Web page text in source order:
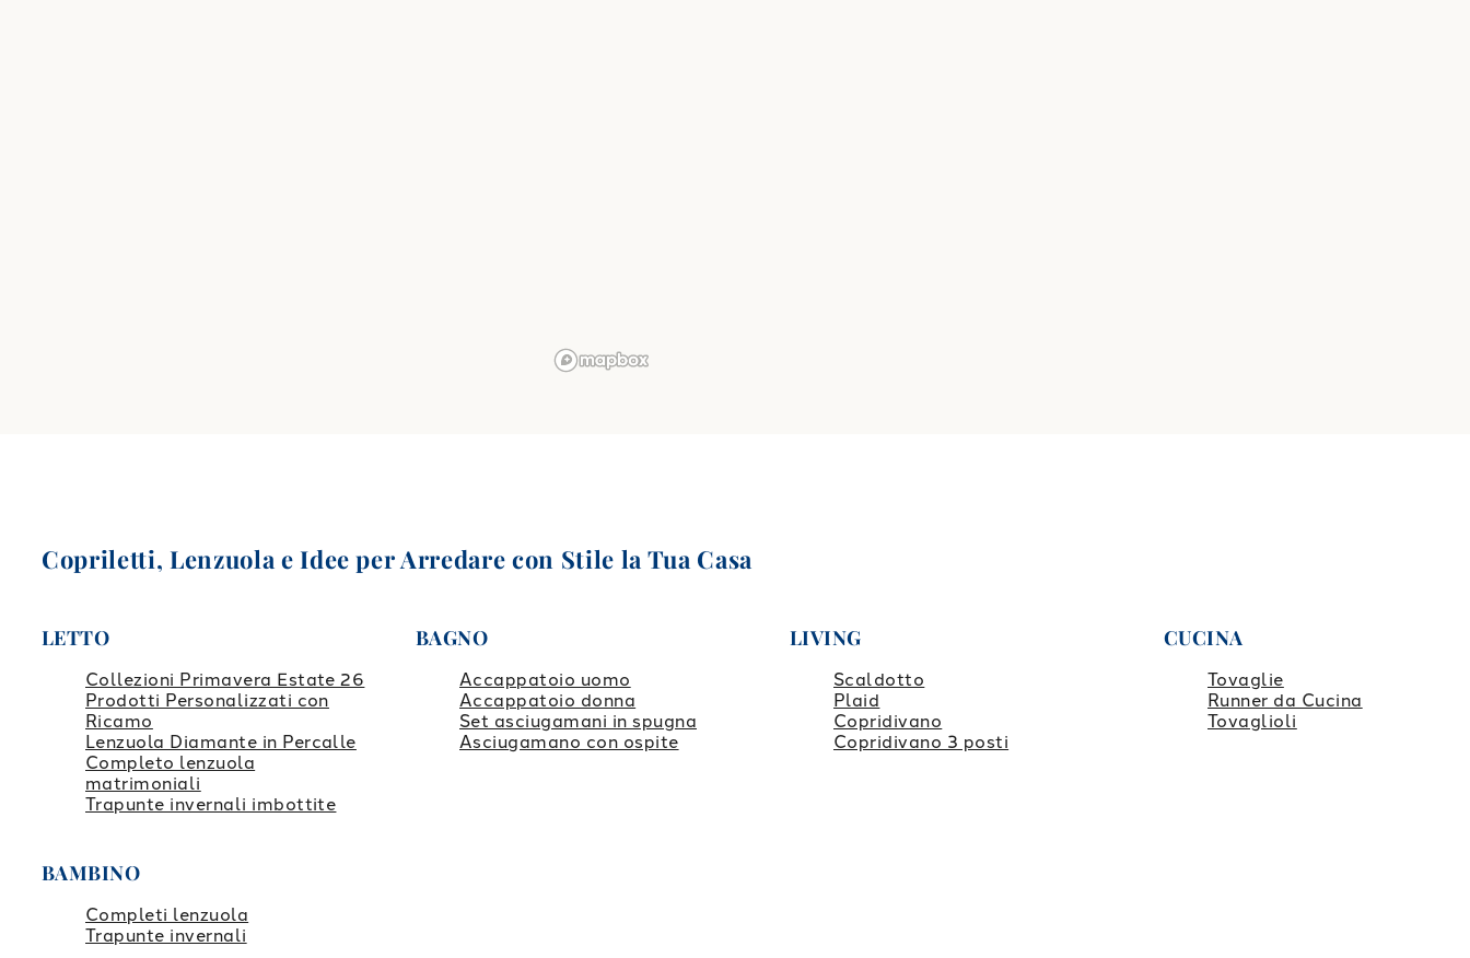
Copriletti, Lenzuola e Idee per Arredare con Stile la Tua Casa
LETTO
Collezioni Primavera Estate 26
Prodotti Personalizzati con
Ricamo
Lenzuola Diamante in Percalle
Completo lenzuola
matrimoniali
Trapunte invernali imbottite
BAGNO
Accappatoio uomo
Accappatoio donna
Set asciugamani in spugna
Asciugamano con ospite
LIVING
Scaldotto
Plaid
Copridivano
Copridivano 3 posti
CUCINA
Tovaglie
Runner da Cucina
Tovaglioli
BAMBINO
Completi lenzuola
Trapunte invernali